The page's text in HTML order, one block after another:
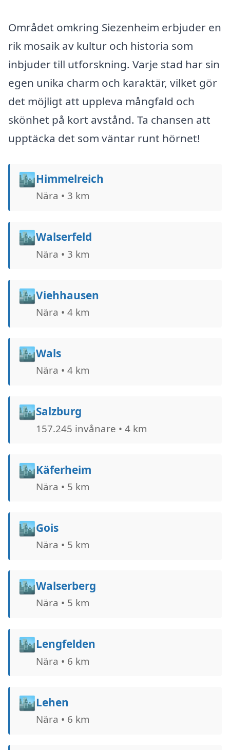
Området omkring Siezenheim erbjuder en
rik mosaik av kultur och historia som
inbjuder till utforskning. Varje stad har sin
egen unika charm och karaktär, vilket gör
det möjligt att uppleva mångfald och
skönhet på kort avstånd. Ta chansen att
upptäcka det som väntar runt hörnet!
🏙️Himmelreich
Nära • 3 km
🏙️Walserfeld
Nära • 3 km
🏙️Viehhausen
Nära • 4 km
🏙️Wals
Nära • 4 km
🏙️Salzburg
157.245 invånare • 4 km
🏙️Käferheim
Nära • 5 km
🏙️Gois
Nära • 5 km
🏙️Walserberg
Nära • 5 km
🏙️Lengfelden
Nära • 6 km
🏙️Lehen
Nära • 6 km